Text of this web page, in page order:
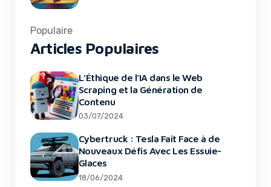
Populaire
Articles Populaires
L’Éthique de l’IA dans le Web
Scraping et la Génération de
Contenu
03/07/2024
Cybertruck : Tesla Fait Face à de
Nouveaux Défis Avec Les Essuie-
Glaces
18/06/2024